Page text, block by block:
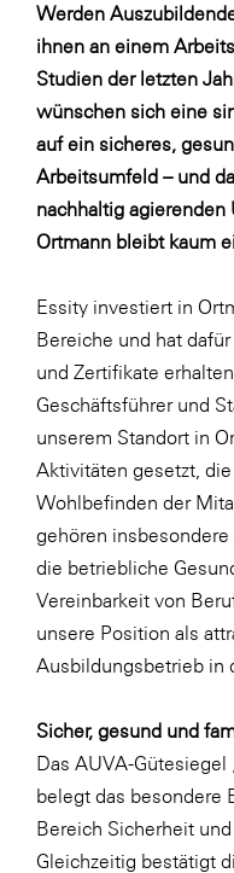
Gardena
Gas Connect
GBV - Verband
Getzner
Heimat
Johnson &
JELD-WEN DANA
kosaplaner
Libro
Lidl Österreich
Die Menü-
MTH Retail
OMV
OptimaMed
PAGRO
PHH
Primark
Werden
ihnen an einem
Studien der letzten
wünschen sich eine
auf ein sicheres,
Arbeitsumfeld – und
nachhaltig
Ortmann bleibt kaum
Essity investiert in
Bereiche und hat
und Zertifikate
Geschäftsführer und
unserem Standort in
Aktivitäten gesetzt,
Wohlbefinden der
gehören
die betriebliche
Vereinbarkeit von
unsere Position als
Ausbildungsbetrieb in
Sicher, gesund und
Das AUVA-Gütesiegel
belegt das besondere
Bereich Sicherheit
Gleichzeitig bestätigt